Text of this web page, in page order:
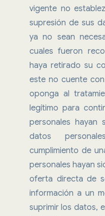
vigente no
supresión de sus
ya no sean
cuales fueron
haya retirado su
este no cuente
oponga al
legítimo para
personales hayan
datos
cumplimiento de
personales hayan
oferta directa de
información a un
suprimir los datos,